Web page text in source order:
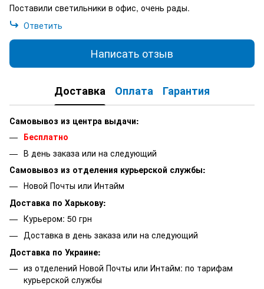
Поставили светильники в офис, очень рады.
Ответить
Написать отзыв
Доставка Оплата Гарантия
Самовывоз из центра выдачи:
Бесплатно
В день заказа или на следующий
Самовывоз из отделения курьерской службы:
Новой Почты или Интайм
Доставка по Харькову:
Курьером: 50 грн
Доставка в день заказа или на следующий
Доставка по Украине:
из отделений Новой Почты или Интайм: по тарифам
курьерской службы